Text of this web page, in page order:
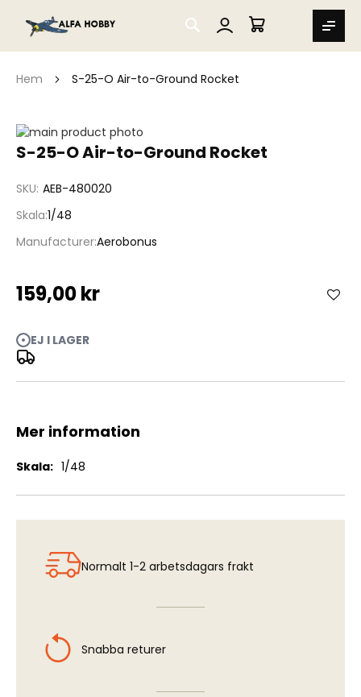
SEARCH
MIN VARUKORG
Hem S-25-O Air-to-Ground Rocket
S-25-O Air-to-Ground Rocket
SKU AEB-480020
Skala 1/48
ManufacturerAerobonus
159,00 kr
EJ I LAGER
Hoppa
till
bildgalleriet
Hoppa
av
bildgalleriet
Mer information
Mer
1/48
Normalt 1-2 arbetsdagars frakt
Snabba returer